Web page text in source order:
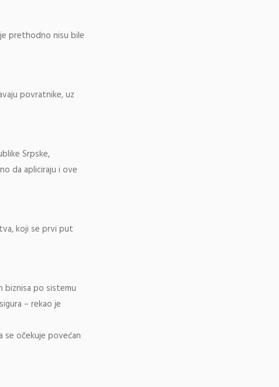
prethodno nisu bile
povratnike, uz
Srpske,
da apliciraju i ove
koji se prvi put
biznisa po sistemu
– rekao je
se očekuje povećan